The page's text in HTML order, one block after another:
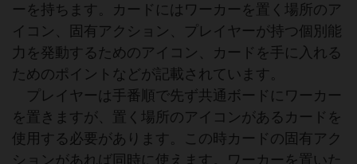
ーを持ちます。カードにはワーカーを置く場所のア
イコン、固有アクション、プレイヤーが持つ個別能
力を発動するためのアイコン、カードを手に入れる
ためのポイントなどが記載されています。
プレイヤーは手番順で先ず共通ボードにワーカー
を置きますが、置く場所のアイコンがあるカードを
使用する必要があります。この時カードの固有アク
ションがあれば同時に使えます。ワーカーを置いた